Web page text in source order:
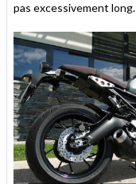
pas excessivement long.